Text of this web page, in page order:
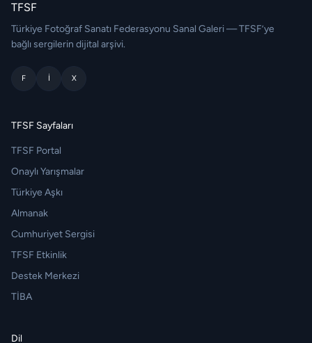
TFSF
Türkiye Fotoğraf Sanatı Federasyonu Sanal Galeri — TFSF’ye
bağlı sergilerin dijital arşivi.
F I X
TFSF Sayfaları
TFSF Portal
Onaylı Yarışmalar
Türkiye Aşkı
Almanak
Cumhuriyet Sergisi
TFSF Etkinlik
Destek Merkezi
TİBA
Dil